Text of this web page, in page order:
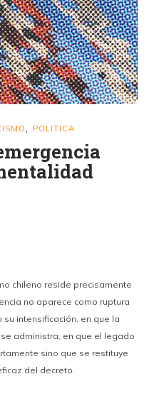
POLITICA
chileno reside precisamente
no aparece como ruptura
intensificación, en que la
administra, en que el legado
sino que se restituye
del decreto.